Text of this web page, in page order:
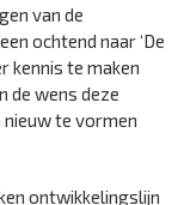
van de
ochtend naar ‘De
kennis te maken
de wens deze
nieuw te vormen
ontwikkelingslijn